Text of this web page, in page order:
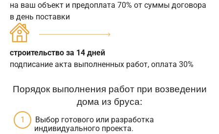
на ваш объект и предоплата 70% от суммы договора
в день поставки
строительство за 14 дней
подписание акта выполненных работ, оплата 30%
Порядок выполнения работ при возведении
дома из бруса:
Выбор готового или разработка
индивидуального проекта.